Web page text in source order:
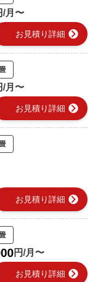
/月〜
お見積り詳細 chevron_right
/月〜
お見積り詳細 chevron_right
お見積り詳細 chevron_right
円/月〜
お見積り詳細 chevron_right